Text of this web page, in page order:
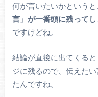
何が言いたいかというと
言」が一番頭に残ってし
ですけどね。
結論が直後に出てくる
ジに残るので、伝えた
たんですね。